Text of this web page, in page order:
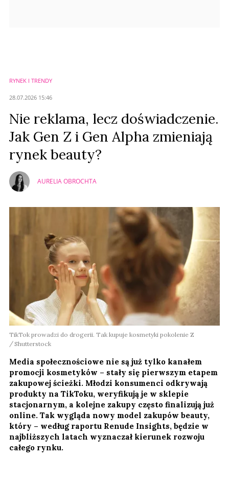
RYNEK I TRENDY
28.07.2026 15:46
Nie reklama, lecz doświadczenie.
Jak Gen Z i Gen Alpha zmieniają
rynek beauty?
AURELIA OBROCHTA
TikTok prowadzi do drogerii. Tak kupuje kosmetyki pokolenie Z
Shutterstock
Media społecznościowe nie są już tylko kanałem
promocji kosmetyków – stały się pierwszym etapem
zakupowej ścieżki. Młodzi konsumenci odkrywają
produkty na TikToku, weryfikują je w sklepie
stacjonarnym, a kolejne zakupy często finalizują już
online. Tak wygląda nowy model zakupów beauty,
który – według raportu Renude Insights, będzie w
najbliższych latach wyznaczał kierunek rozwoju
całego rynku.